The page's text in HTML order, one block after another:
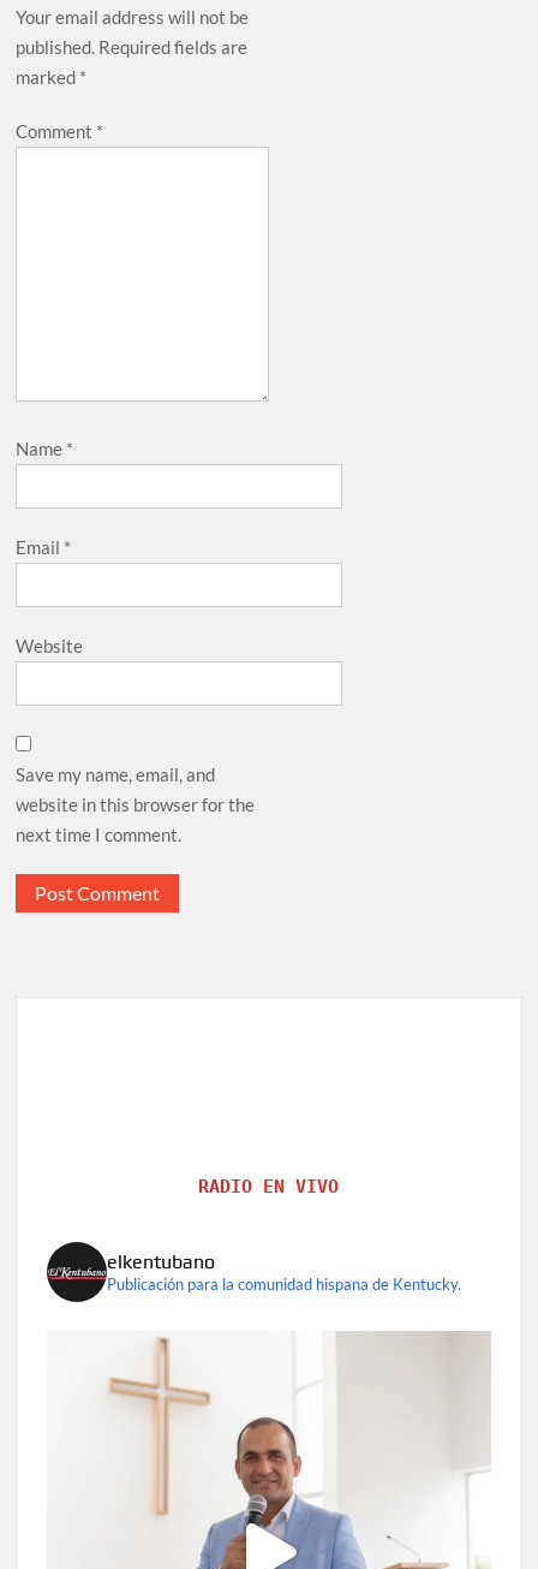
Your email address will not be
published. Required fields are
marked *
Comment *
Name *
Email *
Website
Save my name, email, and
website in this browser for the
next time I comment.
RADIO EN VIVO
elkentubano
Publicación para la comunidad hispana de Kentucky.